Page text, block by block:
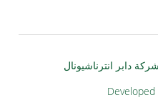
دابر انترناشيونال
Developed